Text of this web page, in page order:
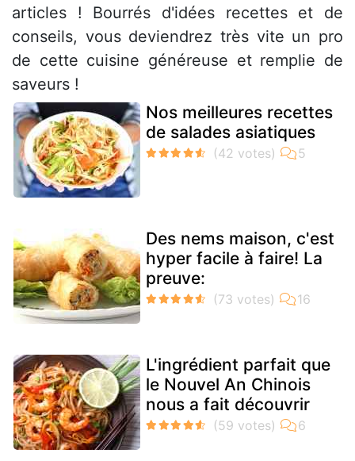
articles ! Bourrés d'idées recettes et de
conseils, vous deviendrez très vite un pro
de cette cuisine généreuse et remplie de
saveurs !
Nos meilleures recettes
de salades asiatiques
Des nems maison, c'est
hyper facile à faire! La
preuve:
L'ingrédient parfait que
le Nouvel An Chinois
nous a fait découvrir